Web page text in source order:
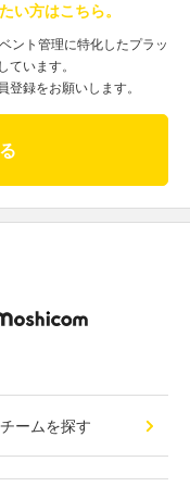
い方はこちら。
ント管理に特化したプラッ
います。
録をお願いします。
ームを探す